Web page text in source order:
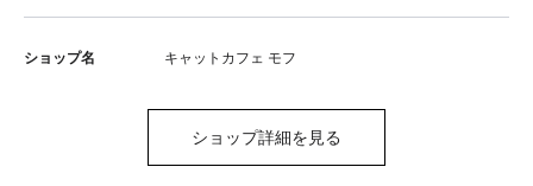
ショップ名 キャットカフェ モフ
ショップ詳細を見る